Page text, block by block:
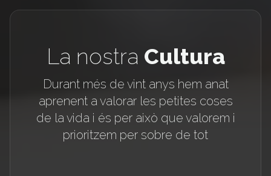
La nostra Cultura
Durant més de vint anys hem anat
aprenent a valorar les petites coses
de la vida i és per això que valorem i
prioritzem per sobre de tot